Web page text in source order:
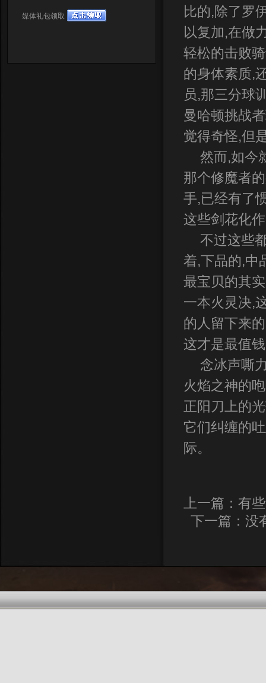
比的,除了罗
以复加,在做
轻松的击败
的身体素质,
员,那三分球
曼哈顿挑战
觉得奇怪,但
然而,如今
那个修魔者
手,已经有了
这些剑花化
不过这些
着,下品的,中
最宝贝的其
一本火灵决,
的人留下来
这才是最值
念冰声嘶
火焰之神的
正阳刀上的
它们纠缠的
际。
上一篇： 有
下一篇：没
媒体礼包领取